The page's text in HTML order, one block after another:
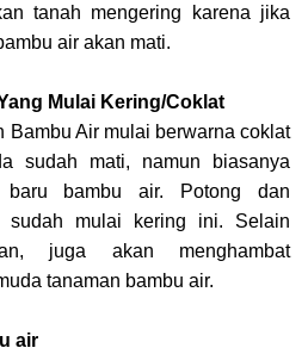
tanah mengering karena jika
air akan mati.
Mulai Kering/Coklat
Bambu Air mulai berwarna coklat
sudah mati, namun biasanya
baru bambu air. Potong dan
sudah mulai kering ini. Selain
juga akan menghambat
tanaman bambu air.
air